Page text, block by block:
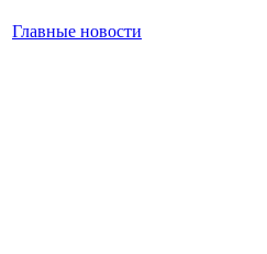
Главные новости